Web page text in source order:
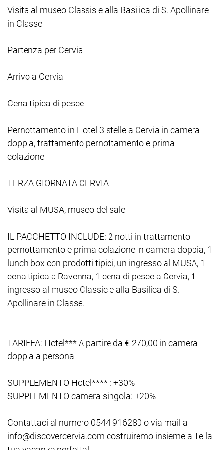
Visita al museo Classis e alla Basilica di S. Apollinare
in Classe
Partenza per Cervia
Arrivo a Cervia
Cena tipica di pesce
Pernottamento in Hotel 3 stelle a Cervia in camera
doppia, trattamento pernottamento e prima
colazione
TERZA GIORNATA CERVIA
Visita al MUSA, museo del sale
IL PACCHETTO INCLUDE: 2 notti in trattamento
pernottamento e prima colazione in camera doppia, 1
lunch box con prodotti tipici, un ingresso al MUSA, 1
cena tipica a Ravenna, 1 cena di pesce a Cervia, 1
ingresso al museo Classic e alla Basilica di S.
Apollinare in Classe.
TARIFFA: Hotel*** A partire da € 270,00 in camera
doppia a persona
SUPPLEMENTO Hotel**** : +30%
SUPPLEMENTO camera singola: +20%
Contattaci al numero 0544 916280 o via mail a
info@discovercervia.com costruiremo insieme a Te la